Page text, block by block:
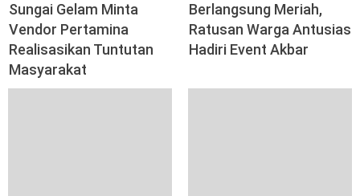
Sungai Gelam Minta
Vendor Pertamina
Realisasikan Tuntutan
Masyarakat
Berlangsung Meriah,
Ratusan Warga Antusias
Hadiri Event Akbar